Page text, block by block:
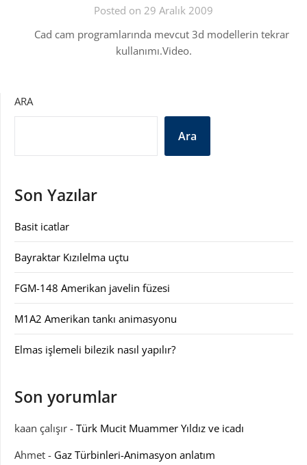
Posted on 29 Aralık 2009
Cad cam programlarında mevcut 3d modellerin tekrar
kullanımı.Video.
ARA
Ara
Son Yazılar
Basit icatlar
Bayraktar Kızılelma uçtu
FGM-148 Amerikan javelin füzesi
M1A2 Amerikan tankı animasyonu
Elmas işlemeli bilezik nasıl yapılır?
Son yorumlar
kaan çalışır - Türk Mucit Muammer Yıldız ve icadı
Ahmet - Gaz Türbinleri-Animasyon anlatım